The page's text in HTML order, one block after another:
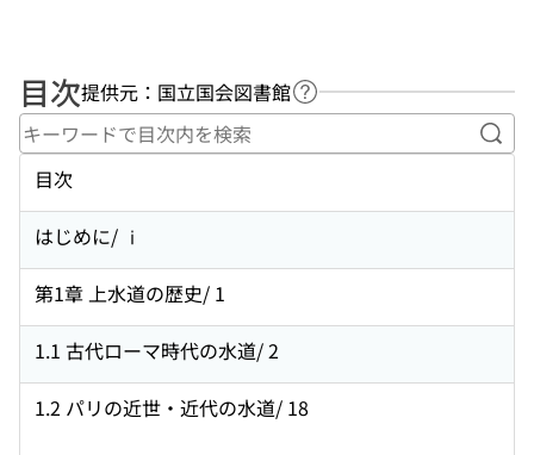
目次提供元：国立国会図書館 ヘルプページへのリンク
キ
目次
はじめに/ ⅰ
第1章 上水道の歴史/ 1
1.1 古代ローマ時代の水道/ 2
1.2 パリの近世・近代の水道/ 18